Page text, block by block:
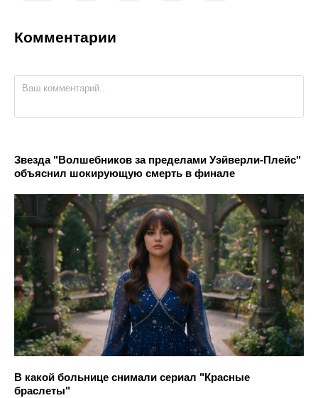
Комментарии
Звезда "Волшебников за пределами Уэйверли-Плейс"
объяснил шокирующую смерть в финале
В какой больнице снимали сериал "Красные
браслеты"